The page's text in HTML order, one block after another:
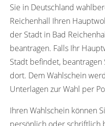
Sie in Deutschland
Reichenhall Ihren
der Stadt in Bad
beantragen. Falls Ihr
Stadt befindet,
dort. Dem Wahlschein
Unterlagen zur Wahl per
Ihren Wahlschein können